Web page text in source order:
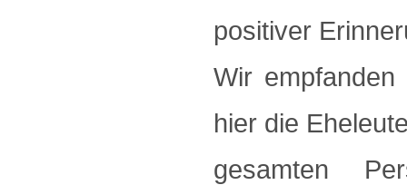
positiver
Wir
hier die
gesamten